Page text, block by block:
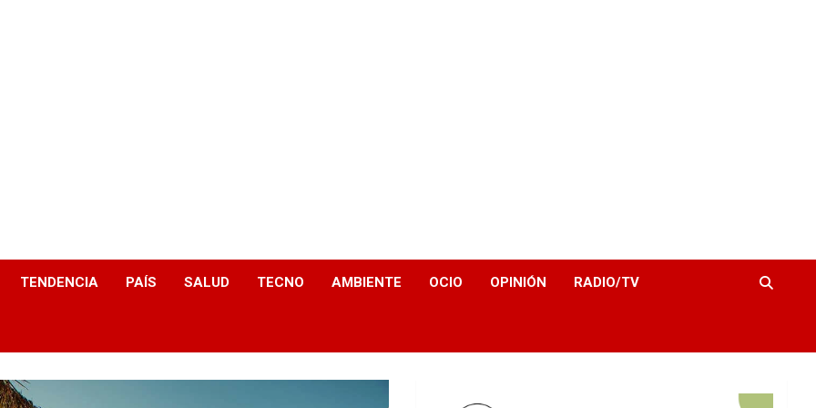
TENDENCIA PAÍS SALUD TECNO AMBIENTE OCIO OPINIÓN RADIO/TV